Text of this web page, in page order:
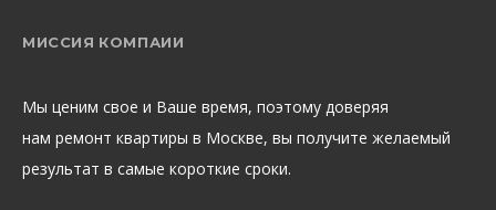
МИССИЯ КОМПАИИ
Мы ценим свое и Ваше время, поэтому доверяя
нам ремонт квартиры в Москве, вы получите желаемый
результат в самые короткие сроки.